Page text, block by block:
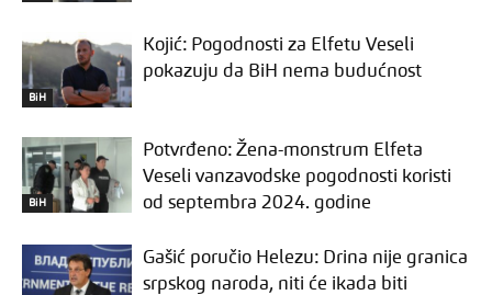
BiH
Kojić: Pogodnosti za Elfetu Veseli
pokazuju da BiH nema budućnost
BiH
Potvrđeno: Žena-monstrum Elfeta
Veseli vanzavodske pogodnosti koristi
od septembra 2024. godine
Gašić poručio Helezu: Drina nije granica
srpskog naroda, niti će ikada biti